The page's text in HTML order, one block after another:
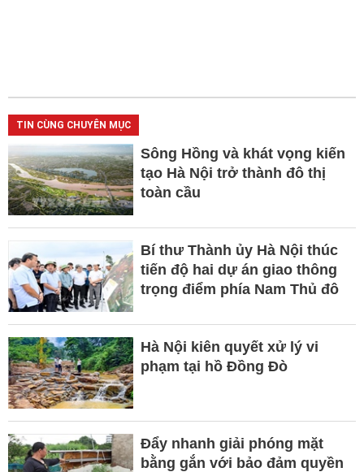
TIN CÙNG CHUYÊN MỤC
Sông Hồng và khát vọng kiến
tạo Hà Nội trở thành đô thị
toàn cầu
Bí thư Thành ủy Hà Nội thúc
tiến độ hai dự án giao thông
trọng điểm phía Nam Thủ đô
Hà Nội kiên quyết xử lý vi
phạm tại hồ Đồng Đò
Đẩy nhanh giải phóng mặt
bằng gắn với bảo đảm quyền